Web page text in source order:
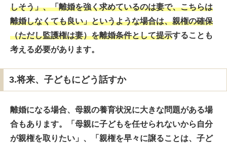
しそう」、「離婚を強く求めているのは妻で、こちらは
離婚しなくても良い」というような場合は、親権の確保
（ただし監護権は妻）を離婚条件として提示することも
考える必要があります。
3.将来、子どもにどう話すか
離婚になる場合、母親の養育状況に大きな問題がある場
合もあります。「母親に子どもを任せられないから自分
が親権を取りたい」、「親権を早々に譲ることは、子ど